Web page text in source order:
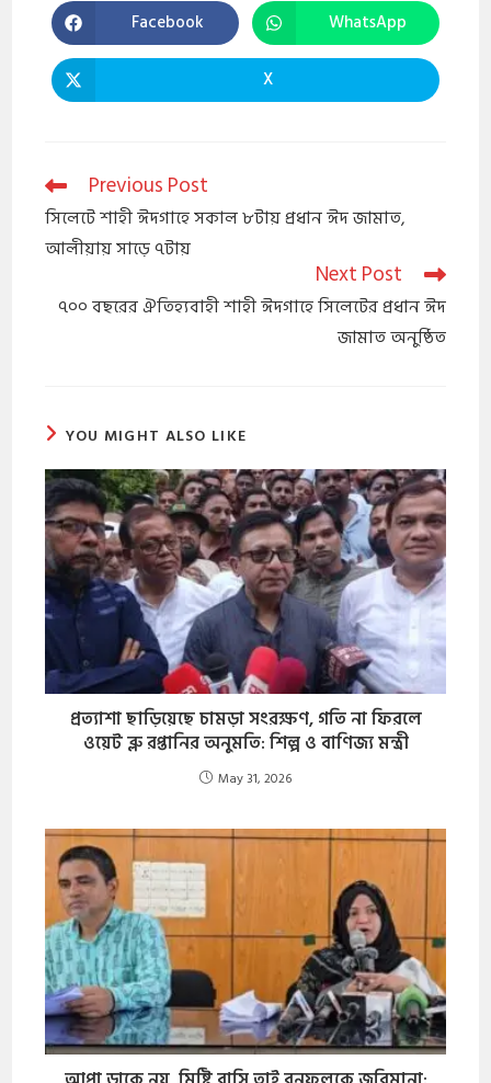
Facebook WhatsApp
X
Previous Post
সিলেটে শাহী ঈদগাহে সকাল ৮টায় প্রধান ঈদ জামাত,
আলীয়ায় সাড়ে ৭টায়
Next Post
​৭০০ বছরের ঐতিহ্যবাহী শাহী ঈদগাহে সিলেটের প্রধান ঈদ
জামাত অনুষ্ঠিত
YOU MIGHT ALSO LIKE
প্রত্যাশা ছাড়িয়েছে চামড়া সংরক্ষণ, গতি না ফিরলে
ওয়েট ব্লু রপ্তানির অনুমতি: শিল্প ও বাণিজ্য মন্ত্রী
May 31, 2026